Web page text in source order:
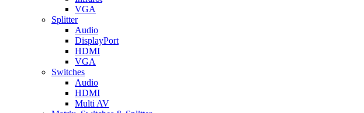
VGA
Splitter
Audio
DisplayPort
HDMI
VGA
Switches
Audio
HDMI
Multi AV